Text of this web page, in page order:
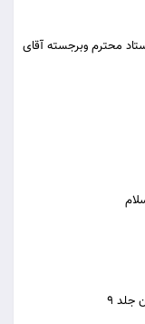
محترم وبرجسته آقای
9